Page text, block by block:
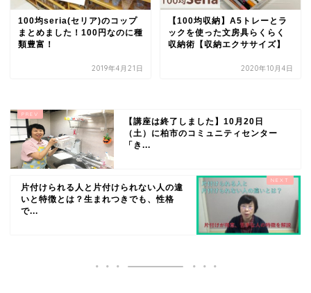
100均seria(セリア)のコップ
まとめました！100円なのに種
類豊富！
2019年4月21日
【100均収納】A5トレーとラ
ックを使った文房具らくらく
収納術【収納エクササイズ】
2020年10月4日
【講座は終了しました】10月20日
（土）に柏市のコミュニティセンター
「き...
片付けられる人と片付けられない人の違
いと特徴とは？生まれつきでも、性格
で...